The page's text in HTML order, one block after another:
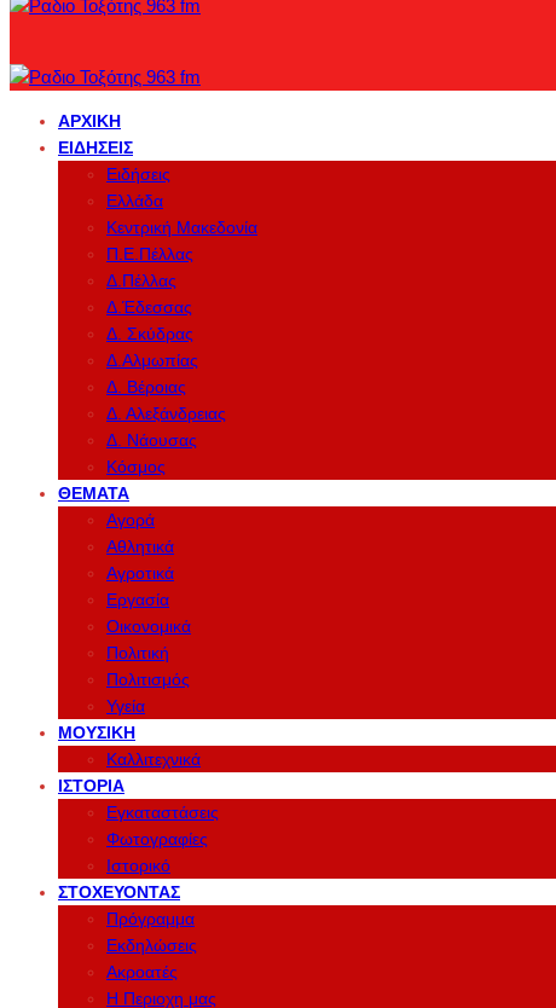
ΑΡΧΙΚΉ
ΕΙΔΉΣΕΙΣ
Ειδήσεις
Ελλάδα
Κεντρική Μακεδονία
Π.Ε.Πέλλας
Δ.Πέλλας
Δ.Έδεσσας
Δ. Σκύδρας
Δ.Αλμωπίας
Δ. Βέροιας
Δ. Αλεξάνδρειας
Δ. Νάουσας
Κόσμος
ΘΈΜΑΤΑ
Αγορά
Αθλητικά
Αγροτικά
Εργασία
Οικονομικά
Πολιτική
Πολιτισμός
Υγεία
ΜΟΥΣΙΚΉ
Καλλιτεχνικά
ΙΣΤΟΡΊΑ
Εγκαταστάσεις
Φωτογραφίες
Ιστορικό
ΣΤΟΧΕΎΟΝΤΑΣ
Πρόγραμμα
Εκδηλώσεις
Ακροατές
Η Περιοχη μας